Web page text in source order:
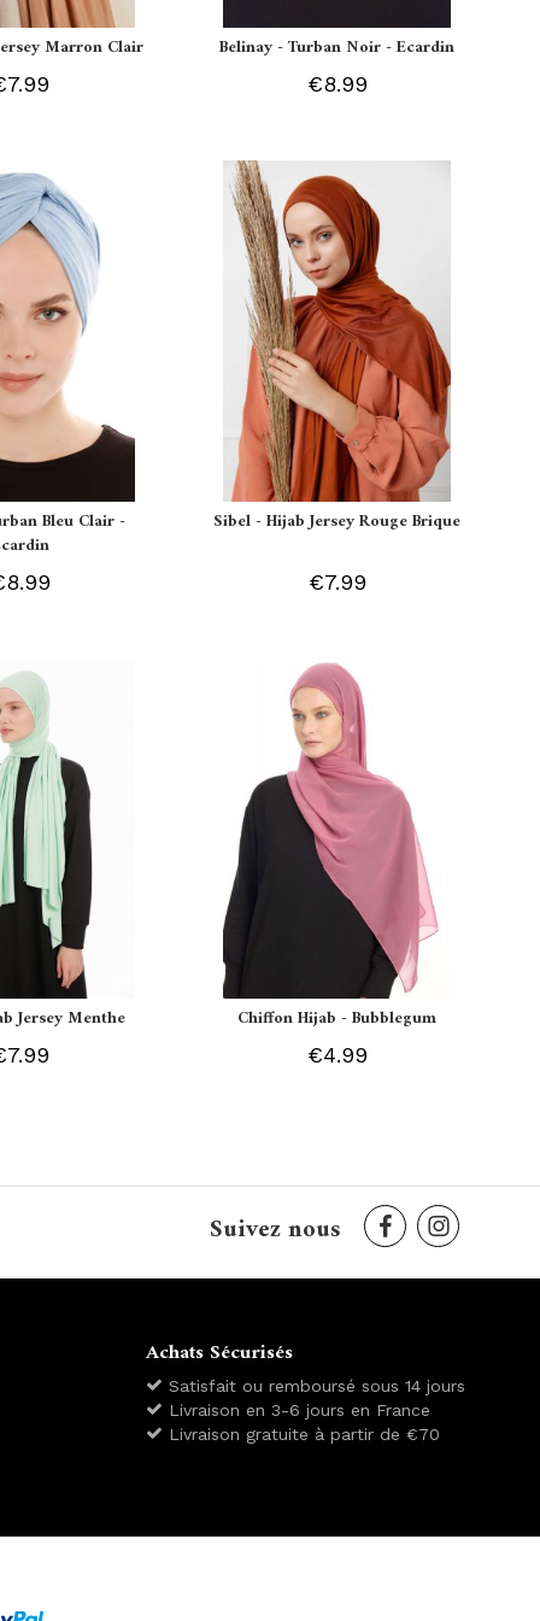
Marron Clair Belinay - Turban Noir - Ecardin
€8.99
Bleu Clair -
Sibel - Hijab Jersey Rouge Brique
€7.99
Jersey Menthe Chiffon Hijab - Bubblegum
€4.99
Suivez nous
Achats Sécurisés
Satisfait ou remboursé sous 14 jours
Livraison en 3-6 jours en France
Livraison gratuite à partir de €70